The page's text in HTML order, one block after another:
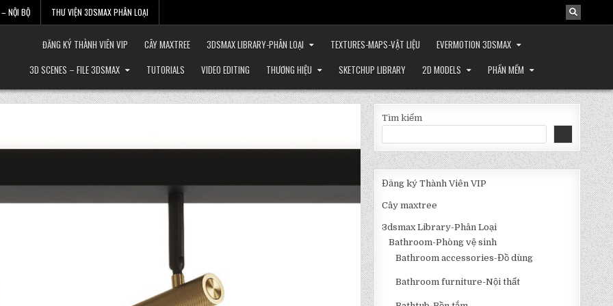
NỘI BỘ THƯ VIỆN 3DSMAX PHÂN LOẠI
ĐĂNG KÝ THÀNH VIÊN VIP CÂY MAXTREE 3DSMAX LIBRARY-PHÂN LOẠI TEXTURES-MAPS-VẬT LIỆU
EVERMOTION 3DSMAX
3D SCENES – FILE 3DSMAX
TUTORIALS VIDEO EDITING THƯƠNG HIỆU SKETCHUP LIBRARY 2D MODELS PHẦN MỀM
Tìm kiếm
Đăng ký Thành Viên VIP
Cây maxtree
3dsmax Library-Phân Loại
Bathroom-Phòng vệ sinh
Bathroom accessories-Đồ dùng
Bathroom furniture-Nội thất